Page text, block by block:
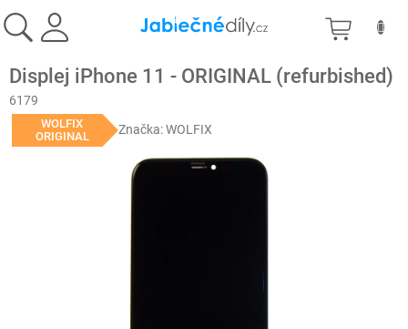
na
obsah
Displej iPhone 11 - ORIGINAL (refurbished)
6179
WOLFIX
ORIGINAL
Značka:WOLFIX